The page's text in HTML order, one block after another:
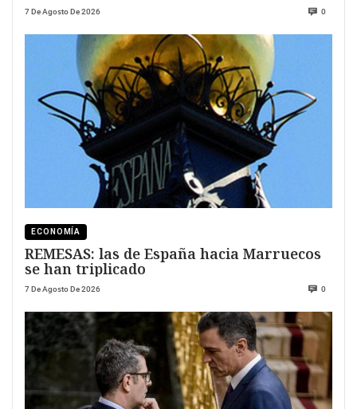
7 De Agosto De 2026 0
ECONOMÍA
REMESAS: las de España hacia Marruecos
se han triplicado
7 De Agosto De 2026 0